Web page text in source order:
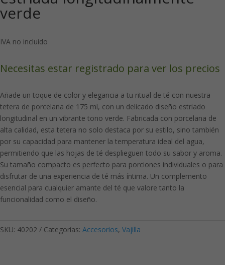
verde
IVA no incluido
Necesitas estar registrado para ver los precios
Añade un toque de color y elegancia a tu ritual de té con nuestra
tetera de porcelana de 175 ml, con un delicado diseño estriado
longitudinal en un vibrante tono verde. Fabricada con porcelana de
alta calidad, esta tetera no solo destaca por su estilo, sino también
por su capacidad para mantener la temperatura ideal del agua,
permitiendo que las hojas de té desplieguen todo su sabor y aroma.
Su tamaño compacto es perfecto para porciones individuales o para
disfrutar de una experiencia de té más íntima. Un complemento
esencial para cualquier amante del té que valore tanto la
funcionalidad como el diseño.
SKU: 40202 Categorías: Accesorios, Vajilla